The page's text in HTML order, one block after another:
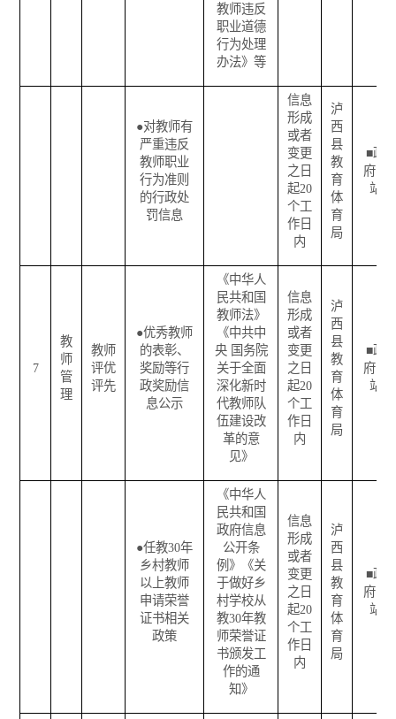
教师违反
职业道德
行为处理
办法》等
●对教师有
严重违反
教师职业
行为准则
的行政处
罚信息
信息
形成
或者
变更
之日
起20
个工
作日
内
泸
西
县
教
育
体
育
局
■政
府网
站
7
教
师
管
理
教师
评优
评先
●优秀教师
的表彰、
奖励等行
政奖励信
息公示
《中华人
民共和国
教师法》
《中共中
央 国务院
关于全面
深化新时
代教师队
伍建设改
革的意
见》
信息
形成
或者
变更
之日
起20
个工
作日
内
泸
西
县
教
育
体
育
局
■政
府网
站
●任教30年
乡村教师
以上教师
申请荣誉
证书相关
政策
《中华人
民共和国
政府信息
公开条
例》《关
于做好乡
村学校从
教30年教
师荣誉证
书颁发工
作的通
知》
信息
形成
或者
变更
之日
起20
个工
作日
内
泸
西
县
教
育
体
育
局
■政
府网
站